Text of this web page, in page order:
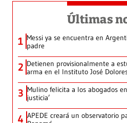
Últimas
1 Messi ya se encuentra en
padre
2 Detienen provisionalmente a
arma en el Instituto José
3 Mulino felicita a los abogados
justicia’
4 APEDE creará un observatorio